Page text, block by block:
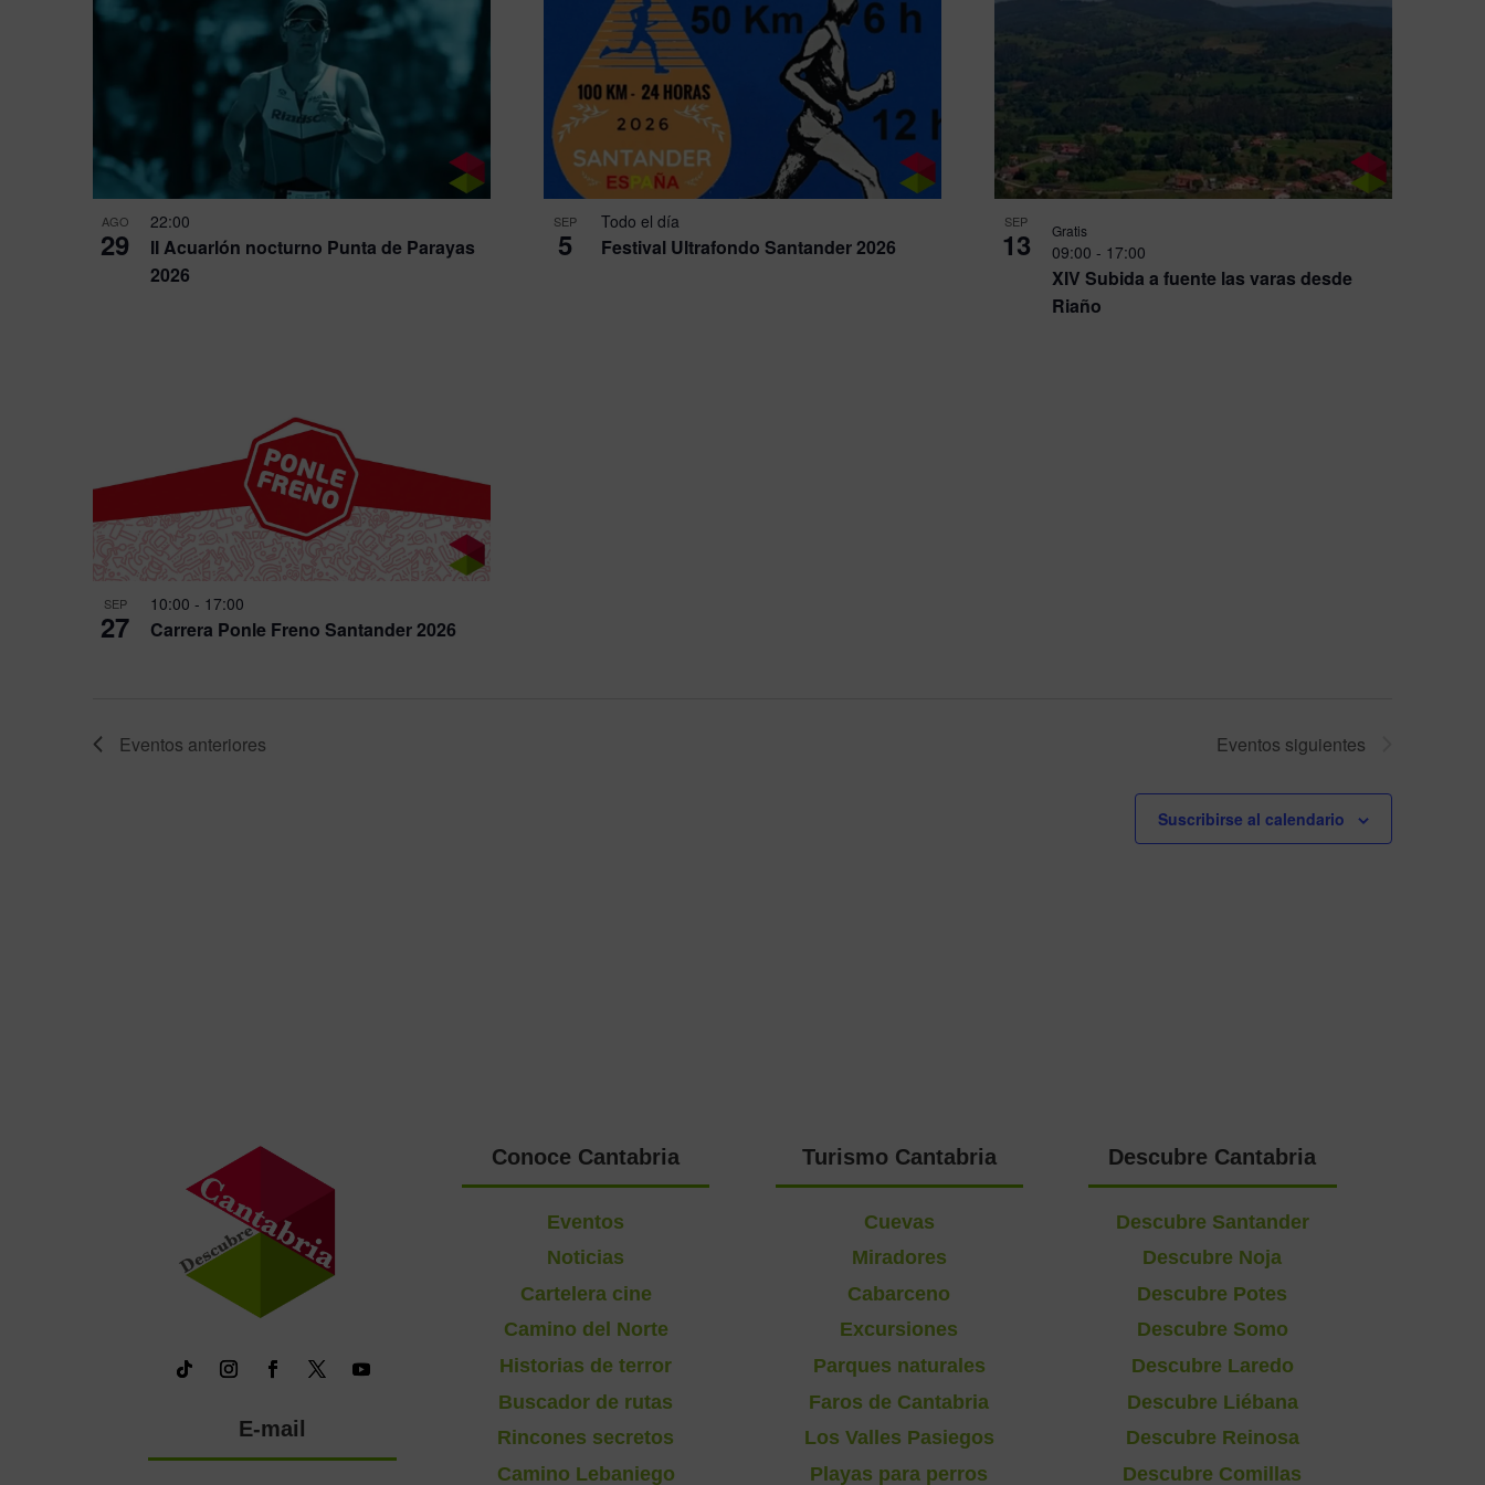
AGO
29
II Acuarlón nocturno Punta de Parayas
2026
22:00 SEP
5 Festival Ultrafondo Santander 2026
Todo el día SEP
13
XIV Subida a fuente las varas desde
Riaño
09:00 - 17:00
Gratis
SEP
27 Carrera Ponle Freno Santander 2026
10:00 - 17:00
Eventos anteriores Eventos siguientes
Suscribirse al calendario
E-mail
Conoce Cantabria
Eventos
Noticias
Cartelera cine
Camino del Norte
Historias de terror
Buscador de rutas
Rincones secretos
Camino Lebaniego
Turismo Cantabria
Cuevas
Miradores
Cabarceno
Excursiones
Parques naturales
Faros de Cantabria
Los Valles Pasiegos
Playas para perros
Descubre Cantabria
Descubre Santander
Descubre Noja
Descubre Potes
Descubre Somo
Descubre Laredo
Descubre Liébana
Descubre Reinosa
Descubre Comillas